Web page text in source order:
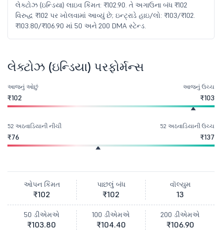
લેક્ટોઝ (ઇન્ડિયા) લાઇવ કિંમત: ₹102.90. તે અગાઉના બંધ ₹102
વિરુદ્ધ ₹102 પર ખોલવામાં આવ્યું છે; ઇન્ટ્રાડે હાઇ/લો: ₹103/₹102.
₹103.80/₹106.90 માં 50 અને 200 DMA સ્ટેન્ડ.
લેક્ટોઝ (ઇન્ડિયા) પરફોર્મન્સ
આજનું ઓછું
₹102
આજનું ઉચ્ચ
₹103
52 અઠવાડિયાની નીચી
₹76
52 અઠવાડિયાની ઉચ્ચ
₹137
ઓપન કિંમત
₹102
પાછલું બંધ
₹102
વૉલ્યુમ
13
50 ડીએમએ
₹103.80
100 ડીએમએ
₹104.40
200 ડીએમએ
₹106.90